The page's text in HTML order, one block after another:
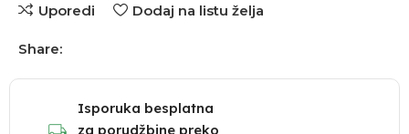
Uporedi Dodaj na listu želja
Share:
Isporuka besplatna
za porudžbine preko